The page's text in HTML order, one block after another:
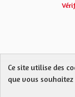
Protection des
Ce site utilise des
que vous